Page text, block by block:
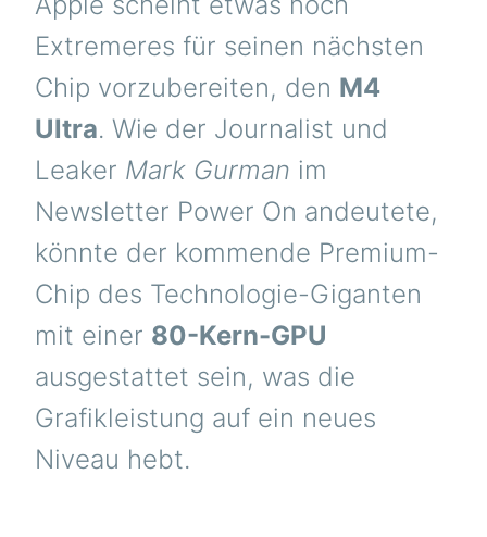
Extremeres für seinen nächsten
Chip vorzubereiten, den M4
Ultra. Wie der Journalist und
Leaker Mark Gurman im
Newsletter Power On andeutete,
könnte der kommende Premium-
Chip des Technologie-Giganten
mit einer 80-Kern-GPU
ausgestattet sein, was die
Grafikleistung auf ein neues
Niveau hebt.